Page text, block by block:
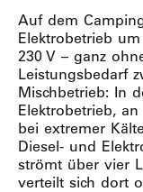
Auf dem
Elektrobetrieb
230 V – ganz
Leistungsbedarf
Mischbetrieb: In
Elektrobetrieb,
bei extremer
Diesel- und
strömt über vier
verteilt sich dort